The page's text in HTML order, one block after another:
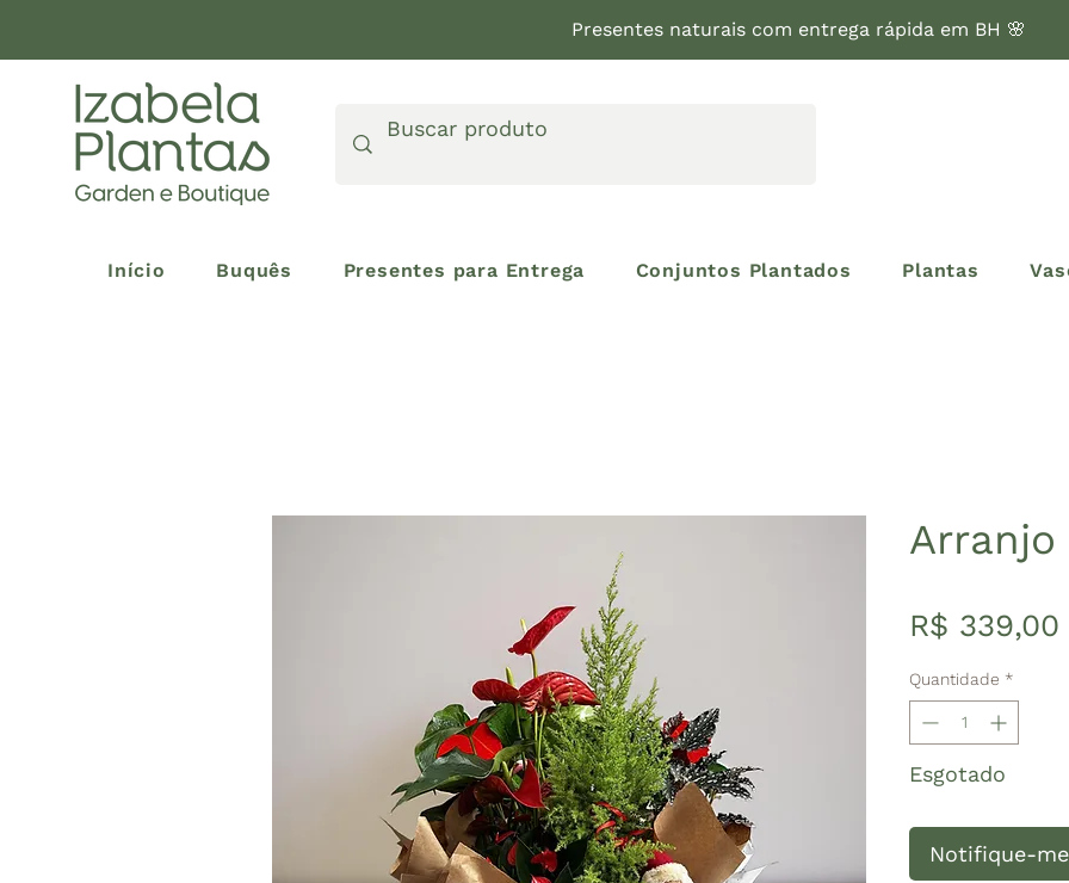
Presentes naturais com entrega rápida em BH 🌸
Início Buquês Presentes para Entrega Conjuntos Plantados Plantas
R$ 339,00
Quantidade *
Esgotado
Notifique-